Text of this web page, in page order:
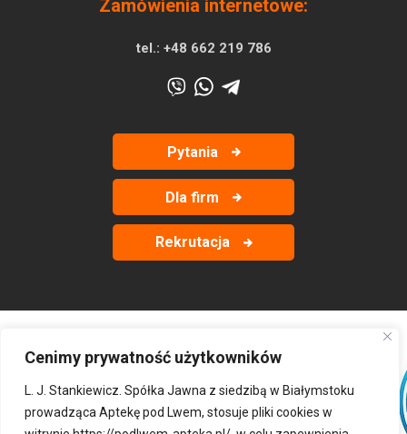
Cenimy prywatność użytkowników
L. J. Stankiewicz. Spółka Jawna z siedzibą w Białymstoku
prowadząca Aptekę pod Lwem, stosuje pliki cookies w
Zamówienia internetowe:
tel.: +48 662 219 786
Pytania
Dla firm
Rekrutacja
‹